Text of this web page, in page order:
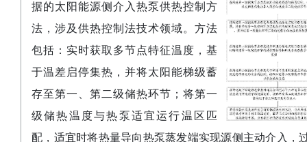
据的太阳能源侧介入热泵供热控制方
法，涉及供热控制法技术领域。方法
包括：实时获取多节点特征温度，基
于温差启停集热，并将太阳能梯级蓄
存至第一、第二级储热环节；将第一
级储热温度与热泵适宜运行温区匹
配，适宜时将热量导向热泵蒸发端实现源侧主动介入，